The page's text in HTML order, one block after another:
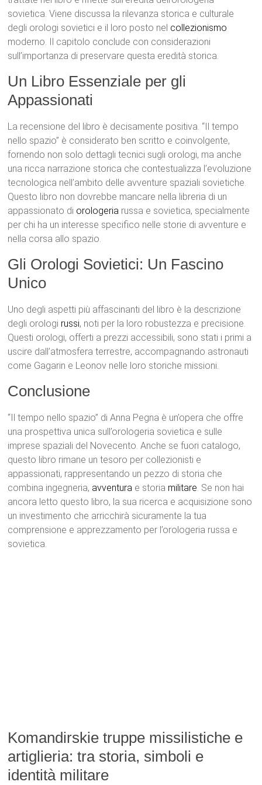
sovietica. Viene discussa la rilevanza storica e culturale
degli orologi sovietici e il loro posto nel collezionismo
moderno. Il capitolo conclude con considerazioni
sull’importanza di preservare questa eredità storica.
Un Libro Essenziale per gli
Appassionati
La recensione del libro è decisamente positiva. “Il tempo
nello spazio” è considerato ben scritto e coinvolgente,
fornendo non solo dettagli tecnici sugli orologi, ma anche
una ricca narrazione storica che contestualizza l’evoluzione
tecnologica nell’ambito delle avventure spaziali sovietiche.
Questo libro non dovrebbe mancare nella libreria di un
appassionato di orologeria russa e sovietica, specialmente
per chi ha un interesse specifico nelle storie di avventure e
nella corsa allo spazio.
Gli Orologi Sovietici: Un Fascino
Unico
Uno degli aspetti più affascinanti del libro è la descrizione
degli orologi russi, noti per la loro robustezza e precisione.
Questi orologi, offerti a prezzi accessibili, sono stati i primi a
uscire dall’atmosfera terrestre, accompagnando astronauti
come Gagarin e Leonov nelle loro storiche missioni.
Conclusione
“Il tempo nello spazio” di Anna Pegna è un’opera che offre
una prospettiva unica sull’orologeria sovietica e sulle
imprese spaziali del Novecento. Anche se fuori catalogo,
questo libro rimane un tesoro per collezionisti e
appassionati, rappresentando un pezzo di storia che
combina ingegneria, avventura e storia militare. Se non hai
ancora letto questo libro, la sua ricerca e acquisizione sono
un investimento che arricchirà sicuramente la tua
comprensione e apprezzamento per l’orologeria russa e
sovietica.
Komandirskie truppe missilistiche e
artiglieria: tra storia, simboli e
identità militare